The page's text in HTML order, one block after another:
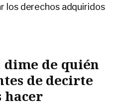
los derechos adquiridos
de quién
de decirte
hacer